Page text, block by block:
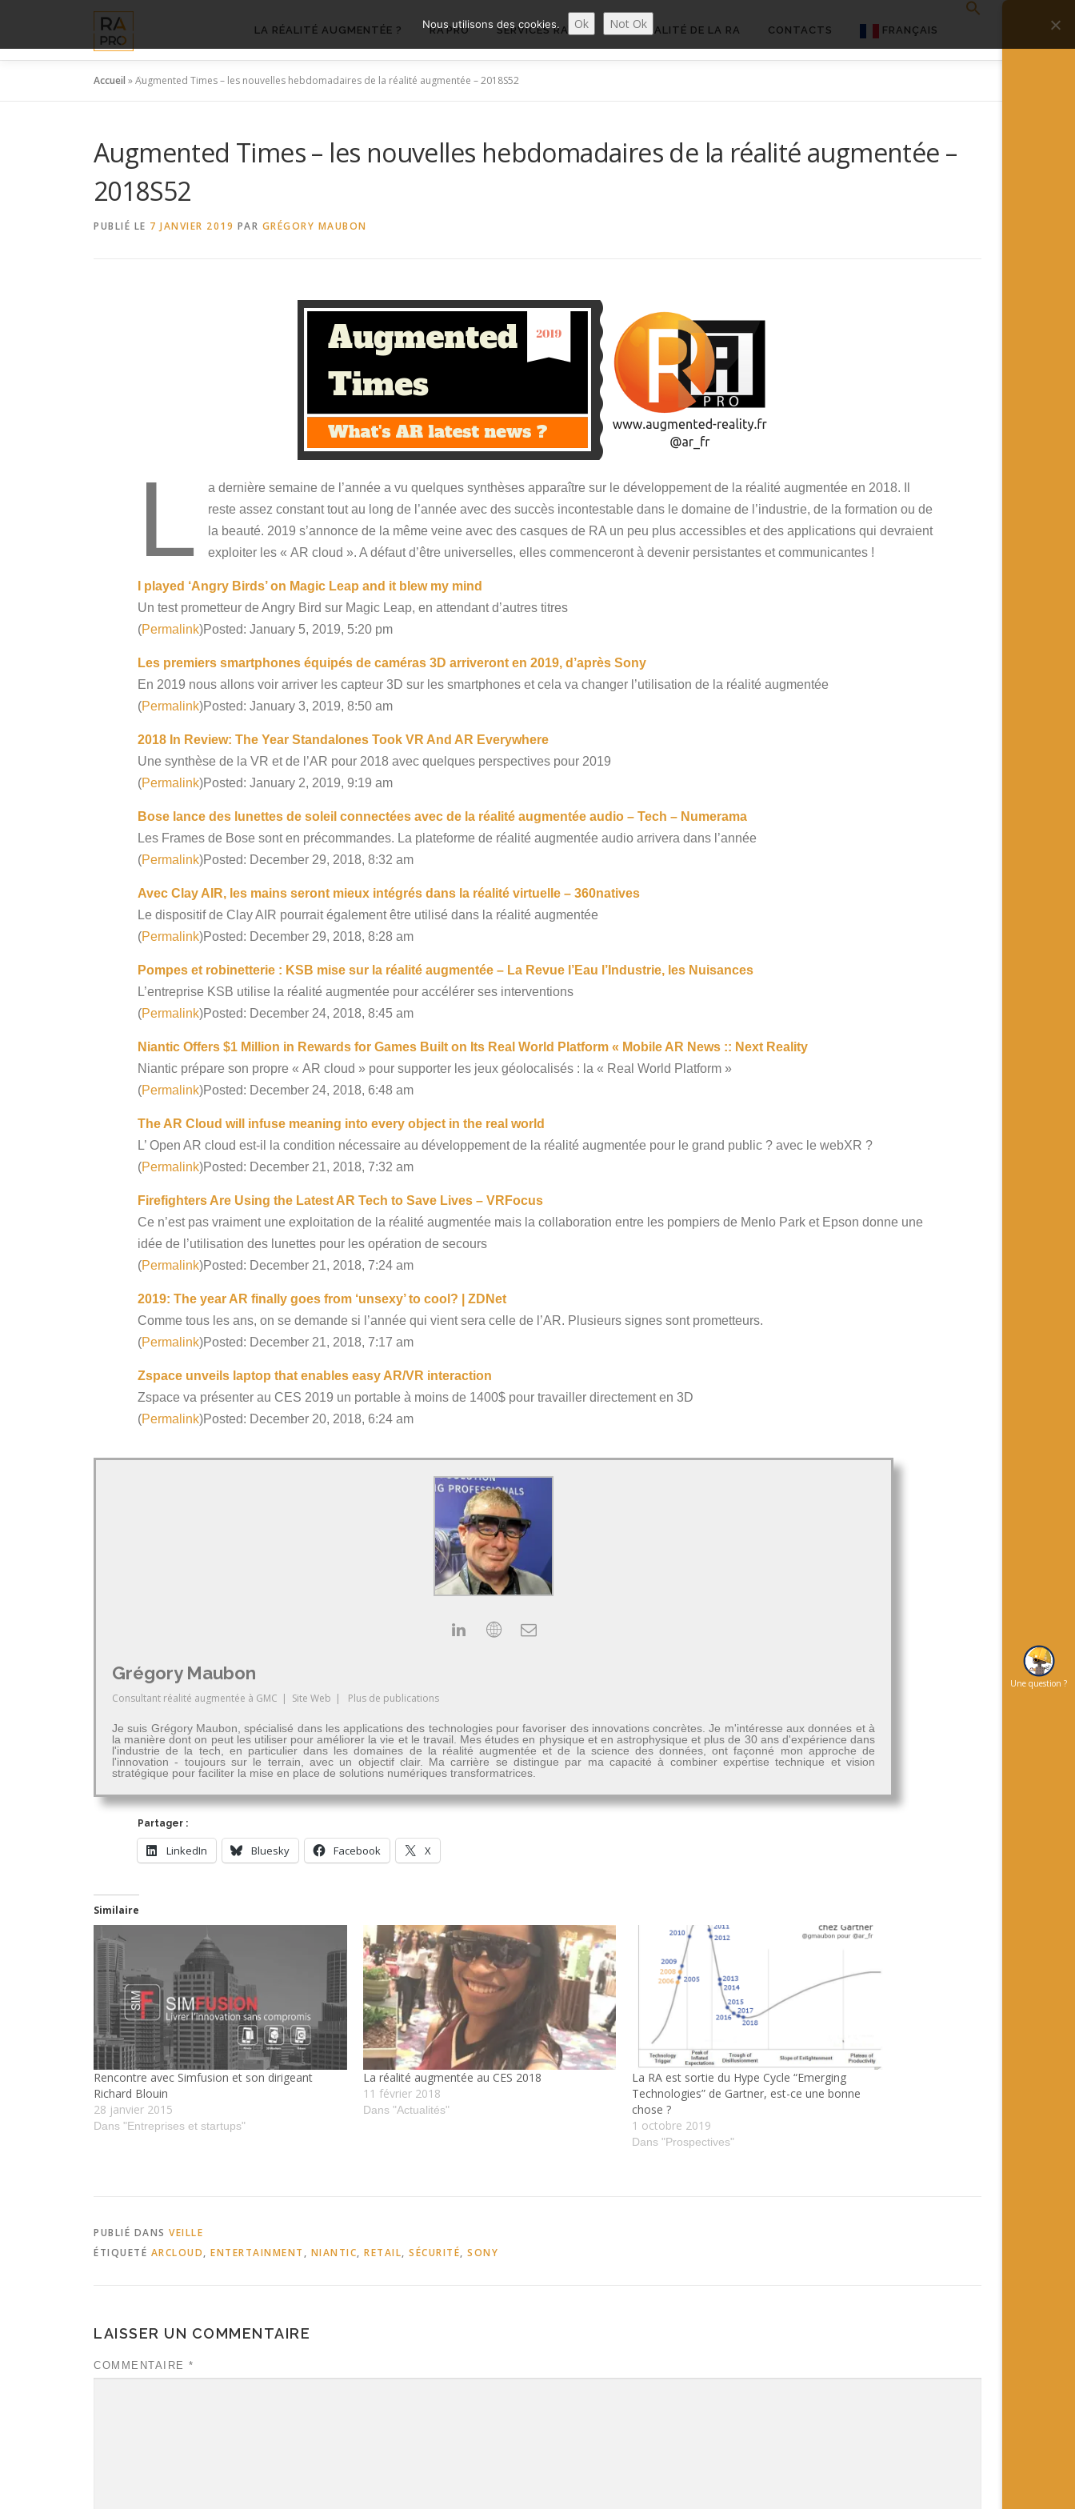
contenu
LA RÉALITÉ AUGMENTÉE ? RA’PRO SERVICES RA’PRO ACTUALITÉ DE LA RA CONTACTS FRANÇAIS
Deutsch
Accueil »Augmented Times – les nouvelles hebdomadaires de la réalité augmentée – 2018S52
Augmented Times – les nouvelles hebdomadaires de la réalité augmentée –
2018S52
PUBLIÉ LE 7 JANVIER 2019 PAR GRÉGORY MAUBON
L
a dernière semaine de l’année a vu quelques synthèses apparaître sur le développement de la réalité augmentée en 2018. Il
reste assez constant tout au long de l’année avec des succès incontestable dans le domaine de l’industrie, de la formation ou de
la beauté. 2019 s’annonce de la même veine avec des casques de RA un peu plus accessibles et des applications qui devraient
exploiter les « AR cloud ». A défaut d’être universelles, elles commenceront à devenir persistantes et communicantes !
I played ‘Angry Birds’ on Magic Leap and it blew my mind
Un test prometteur de Angry Bird sur Magic Leap, en attendant d’autres titres
(Permalink)Posted: January 5, 2019, 5:20 pm
Les premiers smartphones équipés de caméras 3D arriveront en 2019, d’après Sony
En 2019 nous allons voir arriver les capteur 3D sur les smartphones et cela va changer l’utilisation de la réalité augmentée
(Permalink)Posted: January 3, 2019, 8:50 am
2018 In Review: The Year Standalones Took VR And AR Everywhere
Une synthèse de la VR et de l’AR pour 2018 avec quelques perspectives pour 2019
(Permalink)Posted: January 2, 2019, 9:19 am
Bose lance des lunettes de soleil connectées avec de la réalité augmentée audio – Tech – Numerama
Les Frames de Bose sont en précommandes. La plateforme de réalité augmentée audio arrivera dans l’année
(Permalink)Posted: December 29, 2018, 8:32 am
Avec Clay AIR, les mains seront mieux intégrés dans la réalité virtuelle – 360natives
Le dispositif de Clay AIR pourrait également être utilisé dans la réalité augmentée
(Permalink)Posted: December 29, 2018, 8:28 am
Pompes et robinetterie : KSB mise sur la réalité augmentée – La Revue l’Eau l’Industrie, les Nuisances
L’entreprise KSB utilise la réalité augmentée pour accélérer ses interventions
(Permalink)Posted: December 24, 2018, 8:45 am
Niantic Offers $1 Million in Rewards for Games Built on Its Real World Platform « Mobile AR News :: Next Reality
Niantic prépare son propre « AR cloud » pour supporter les jeux géolocalisés : la « Real World Platform »
(Permalink)Posted: December 24, 2018, 6:48 am
The AR Cloud will infuse meaning into every object in the real world
L’ Open AR cloud est-il la condition nécessaire au développement de la réalité augmentée pour le grand public ? avec le webXR ?
(Permalink)Posted: December 21, 2018, 7:32 am
Firefighters Are Using the Latest AR Tech to Save Lives – VRFocus
Ce n’est pas vraiment une exploitation de la réalité augmentée mais la collaboration entre les pompiers de Menlo Park et Epson donne une
idée de l’utilisation des lunettes pour les opération de secours
(Permalink)Posted: December 21, 2018, 7:24 am
2019: The year AR finally goes from ‘unsexy’ to cool? | ZDNet
Comme tous les ans, on se demande si l’année qui vient sera celle de l’AR. Plusieurs signes sont prometteurs.
(Permalink)Posted: December 21, 2018, 7:17 am
Zspace unveils laptop that enables easy AR/VR interaction
Zspace va présenter au CES 2019 un portable à moins de 1400$ pour travailler directement en 3D
(Permalink)Posted: December 20, 2018, 6:24 am
Grégory Maubon
Consultant réalité augmentée à GMC | Site Web | Plus de publications
Je suis Grégory Maubon, spécialisé dans les applications des technologies pour favoriser des innovations concrètes. Je m'intéresse aux données et à
la manière dont on peut les utiliser pour améliorer la vie et le travail. Mes études en physique et en astrophysique et plus de 30 ans d'expérience dans
l'industrie de la tech, en particulier dans les domaines de la réalité augmentée et de la science des données, ont façonné mon approche de
l'innovation - toujours sur le terrain, avec un objectif clair. Ma carrière se distingue par ma capacité à combiner expertise technique et vision
stratégique pour faciliter la mise en place de solutions numériques transformatrices.
Partager :
LinkedIn Bluesky Facebook X
Similaire
Rencontre avec Simfusion et son dirigeant
Richard Blouin
28 janvier 2015
Dans "Entreprises et startups"
La réalité augmentée au CES 2018
11 février 2018
Dans "Actualités"
La RA est sortie du Hype Cycle “Emerging
Technologies” de Gartner, est-ce une bonne
chose ?
1 octobre 2019
Dans "Prospectives"
PUBLIÉ DANS VEILLE
ÉTIQUETÉ ARCLOUD, ENTERTAINMENT , NIANTIC, RETAIL, SÉCURITÉ, SONY
LAISSER UN COMMENTAIRE
COMMENTAIRE *
Une question ?
Nous utilisons des cookies. Ok Not Ok